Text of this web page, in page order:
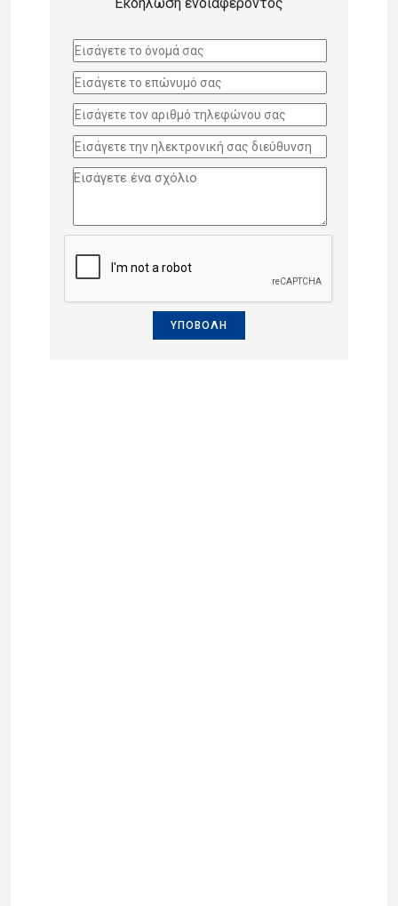
Εκδήλωση ενδιαφέροντος
ΥΠΟΒΟΛΗ